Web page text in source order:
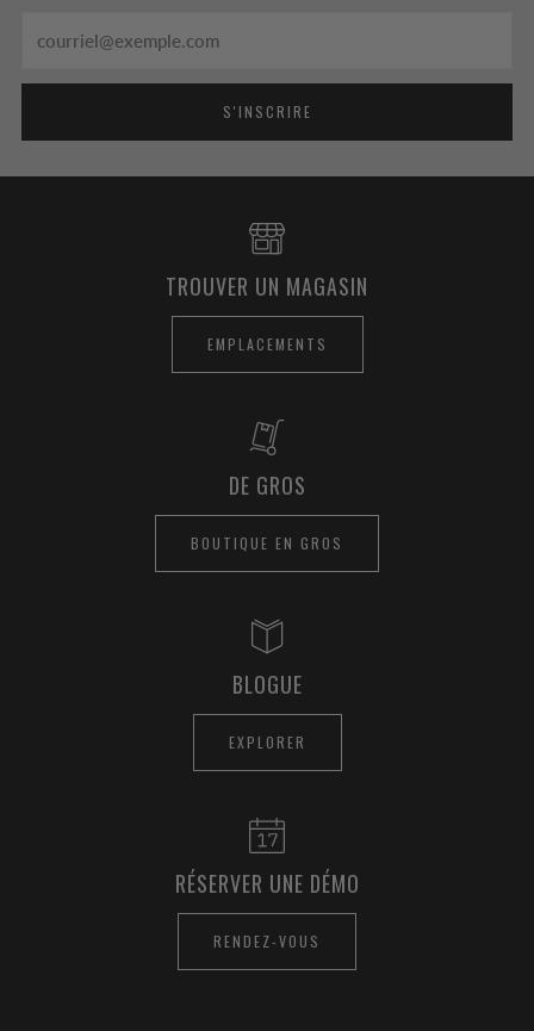
S'INSCRIRE
TROUVER UN MAGASIN
EMPLACEMENTS
DE GROS
BOUTIQUE EN GROS
BLOGUE
EXPLORER
RÉSERVER UNE DÉMO
RENDEZ-VOUS